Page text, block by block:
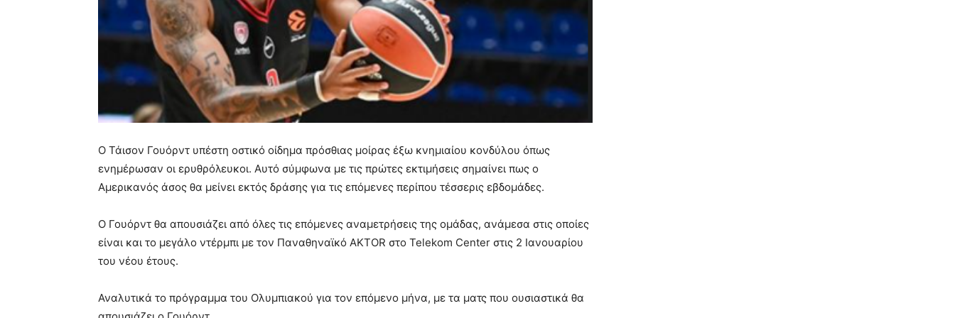
Ο Τάισον Γουόρντ υπέστη οστικό οίδημα πρόσθιας μοίρας έξω κνημιαίου κονδύλου όπως
ενημέρωσαν οι ερυθρόλευκοι. Αυτό σύμφωνα με τις πρώτες εκτιμήσεις σημαίνει πως ο
Αμερικανός άσος θα μείνει εκτός δράσης για τις επόμενες περίπου τέσσερις εβδομάδες.
Ο Γουόρντ θα απουσιάζει από όλες τις επόμενες αναμετρήσεις της ομάδας, ανάμεσα στις οποίες
είναι και το μεγάλο ντέρμπι με τον Παναθηναϊκό AKTOR στο Telekom Center στις 2 Ιανουαρίου
του νέου έτους.
Αναλυτικά το πρόγραμμα του Ολυμπιακού για τον επόμενο μήνα, με τα ματς που ουσιαστικά θα